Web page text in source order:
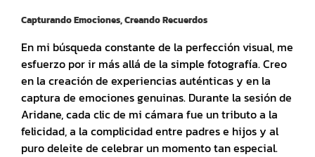
Capturando Emociones, Creando Recuerdos
En mi búsqueda constante de la perfección visual, me
esfuerzo por ir más allá de la simple fotografía. Creo
en la creación de experiencias auténticas y en la
captura de emociones genuinas. Durante la sesión de
Aridane, cada clic de mi cámara fue un tributo a la
felicidad, a la complicidad entre padres e hijos y al
puro deleite de celebrar un momento tan especial.